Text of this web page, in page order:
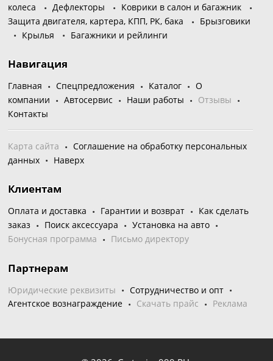
колеса
Дефлекторы
Коврики в салон и багажник
Защита двигателя, картера, КПП, РК, бака
Брызговики
Крылья
Багажники и рейлинги
Навигация
Главная Спецпредложения Каталог
О
компании
Автосервис Наши работы
Отзывы
Контакты
Карта сайта
Соглашение на обработку персональных
данных
Наверх
Клиентам
Оплата и доставка Гарантии и возврат
Как сделать
заказ
Поиск аксессуара
Установка на авто
Бонусная программа
Письмо директору
Партнерам
Юридические реквизиты
Сотрудничество и опт
Агентское вознаграждение
Скачать прайс Реклама